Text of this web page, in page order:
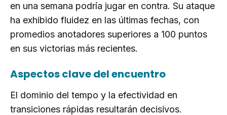
en una semana podría jugar en contra. Su ataque
ha exhibido fluidez en las últimas fechas, con
promedios anotadores superiores a 100 puntos
en sus victorias más recientes.
Aspectos clave del encuentro
El dominio del tempo y la efectividad en
transiciones rápidas resultarán decisivos.